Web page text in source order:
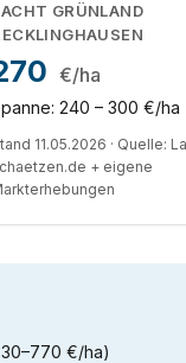
GRÜNLAND
€/ha
240 – 300 €/ha
11.05.2026 · Quelle:
+ eigene
€/ha)